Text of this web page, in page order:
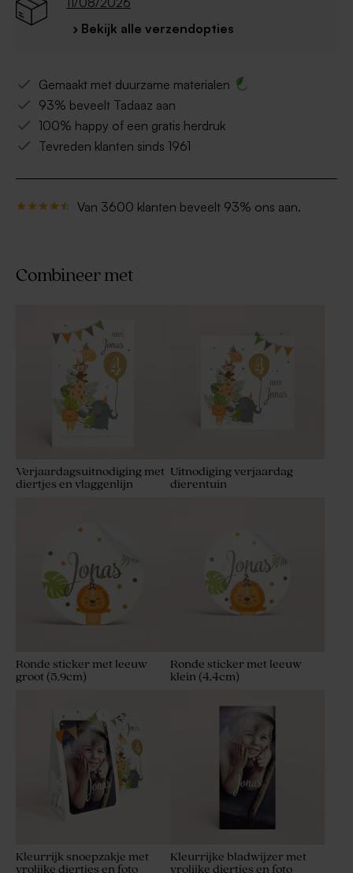
› Bekijk alle verzendopties
Gemaakt met duurzame materialen
93% beveelt Tadaaz aan
100% happy of een gratis herdruk
Tevreden klanten sinds 1961
Van 3600 klanten beveelt 93% ons aan.
Combineer met
Verjaardagsuitnodiging met
diertjes en vlaggenlijn
Uitnodiging verjaardag
dierentuin
Ronde sticker met leeuw
groot (5,9cm)
Ronde sticker met leeuw
klein (4,4cm)
Kleurrijk snoepzakje met
vrolijke diertjes en foto
Kleurrijke bladwijzer met
vrolijke diertjes en foto